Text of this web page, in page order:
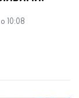
10:08